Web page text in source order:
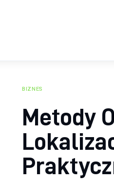
BIZNES
Metody